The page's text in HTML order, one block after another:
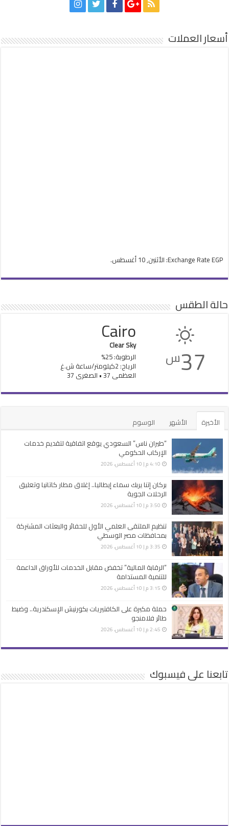
أسعار العملات
Exchange Rate EGP : الأثنين, 10 أغسطس.
حالة الطقس
37س
Cairo
Clear Sky
الرطوبة: 25%
الرياح: 2كيلومتر/ساعة ش.غ
العظمى 37 • الصغرى 37
الأخيرة الأشهر
الوسوم
“طيران ناس” السعودي يوقع اتفاقية لتقديم خدمات
الإركاب الحكومي
4:10 م | 10 أغسطس، 2026
بركان إتنا يربك سماء إيطاليا.. إغلاق مطار كاتانيا وتعليق
الرحلات الجوية
3:50 م | 10 أغسطس، 2026
تنظيم الملتقى العلمي الأول للحفائر والبعثات المشتركة
بمحافظات مصر الوسطي
3:35 م | 10 أغسطس، 2026
“الرقابة المالية” تخفض مقابل الخدمات للأوراق الداعمة
للتنمية المستدامة
3:15 م | 10 أغسطس، 2026
حملة مكبرة على الكافتيريات بكورنيش الإسكندرية.. وضبط
طائر فلامنجو
2:45 م | 10 أغسطس، 2026
تابعنا على فيسبوك